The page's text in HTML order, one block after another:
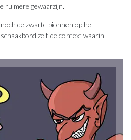
ruimere gewaarzijn.
de zwarte pionnen op het
zelf, de context waarin